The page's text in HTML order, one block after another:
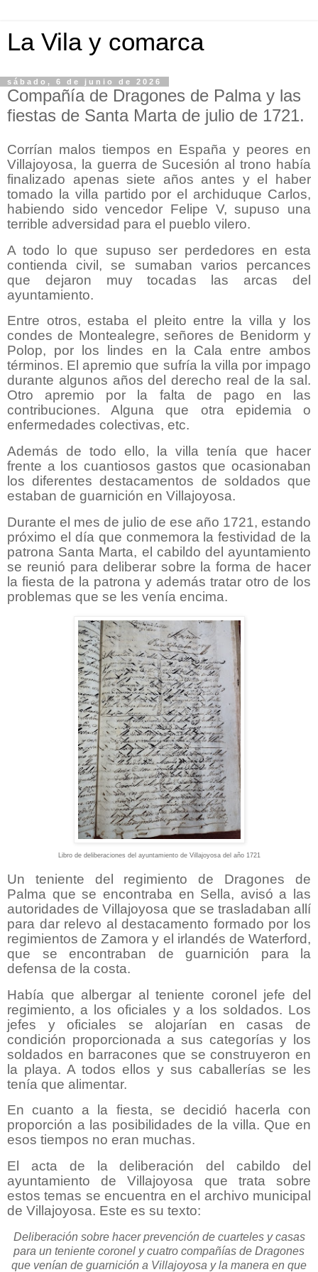
La Vila y comarca
sábado, 6 de junio de 2026
Compañía de Dragones de Palma y las
fiestas de Santa Marta de julio de 1721.
Corrían malos tiempos en España y peores en
Villajoyosa, la guerra de Sucesión al trono había
finalizado apenas siete años antes y el haber
tomado la villa partido por el archiduque Carlos,
habiendo sido vencedor Felipe V, supuso una
terrible adversidad para el pueblo vilero.
A todo lo que supuso ser perdedores en esta
contienda civil, se sumaban varios percances
que dejaron muy tocadas las arcas del
ayuntamiento.
Entre otros, estaba el pleito entre la villa y los
condes de Montealegre, señores de Benidorm y
Polop, por los lindes en la Cala entre ambos
términos. El apremio que sufría la villa por impago
durante algunos años del derecho real de la sal.
Otro apremio por la falta de pago en las
contribuciones. Alguna que otra epidemia o
enfermedades colectivas, etc.
Además de todo ello, la villa tenía que hacer
frente a los cuantiosos gastos que ocasionaban
los diferentes destacamentos de soldados que
estaban de guarnición en Villajoyosa.
Durante el mes de julio de ese año 1721, estando
próximo el día que conmemora la festividad de la
patrona Santa Marta, el cabildo del ayuntamiento
se reunió para deliberar sobre la forma de hacer
la fiesta de la patrona y además tratar otro de los
problemas que se les venía encima.
Libro de deliberaciones del ayuntamiento de Villajoyosa del año 1721
Un teniente del regimiento de Dragones de
Palma que se encontraba en Sella, avisó a las
autoridades de Villajoyosa que se trasladaban allí
para dar relevo al destacamento formado por los
regimientos de Zamora y el irlandés de Waterford,
que se encontraban de guarnición para la
defensa de la costa.
Había que albergar al teniente coronel jefe del
regimiento, a los oficiales y a los soldados. Los
jefes y oficiales se alojarían en casas de
condición proporcionada a sus categorías y los
soldados en barracones que se construyeron en
la playa. A todos ellos y sus caballerías se les
tenía que alimentar.
En cuanto a la fiesta, se decidió hacerla con
proporción a las posibilidades de la villa. Que en
esos tiempos no eran muchas.
El acta de la deliberación del cabildo del
ayuntamiento de Villajoyosa que trata sobre
estos temas se encuentra en el archivo municipal
de Villajoyosa. Este es su texto:
Deliberación sobre hacer prevención de cuarteles y casas
para un teniente coronel y cuatro compañías de Dragones
que venían de guarnición a Villajoyosa y la manera en que